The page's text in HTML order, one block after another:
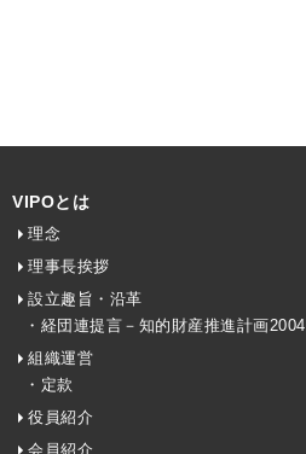
VIPOとは
理念
理事長挨拶
設立趣旨・沿革
・経団連提言－知的財産推進計画2004
組織運営
・定款
役員紹介
会員紹介